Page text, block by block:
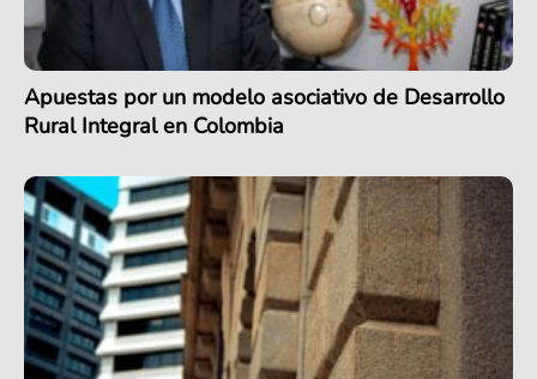
Apuestas por un modelo asociativo de Desarrollo
Rural Integral en Colombia